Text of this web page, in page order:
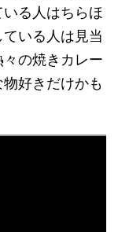
る人はちらほ
いる人は見当
の焼きカレー
好きだけかも